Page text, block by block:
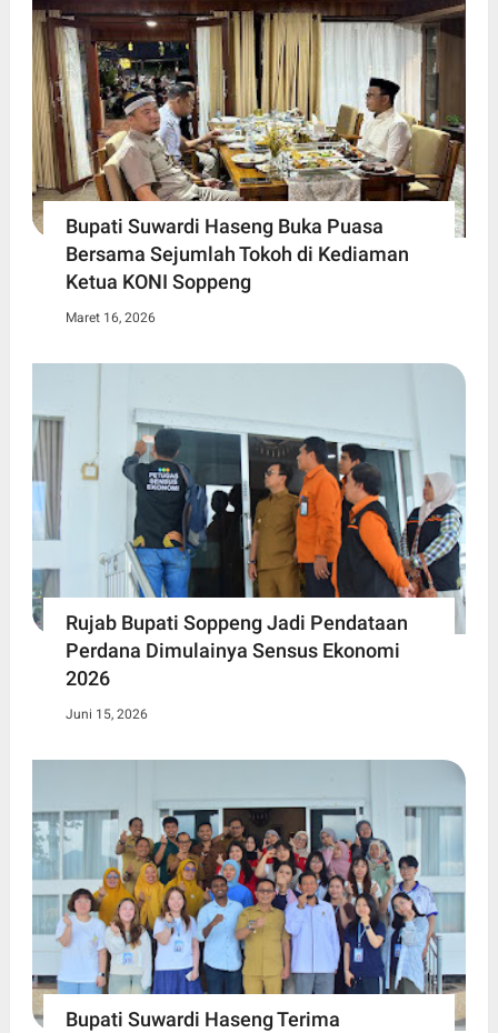
Bupati Suwardi Haseng Buka Puasa
Bersama Sejumlah Tokoh di Kediaman
Ketua KONI Soppeng
Maret 16, 2026
Rujab Bupati Soppeng Jadi Pendataan
Perdana Dimulainya Sensus Ekonomi
2026
Juni 15, 2026
Bupati Suwardi Haseng Terima